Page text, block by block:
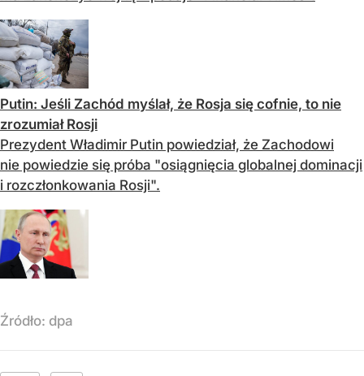
Putin: Jeśli Zachód myślał, że Rosja się cofnie, to nie
zrozumiał Rosji
Prezydent Władimir Putin powiedział, że Zachodowi
nie powiedzie się próba "osiągnięcia globalnej dominacji
i rozczłonkowania Rosji".
Źródło: dpa